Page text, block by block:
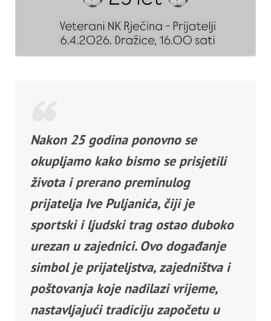
Nakon 25 godina ponovno se
okupljamo kako bismo se prisjetili
života i prerano preminulog
prijatelja Ive Puljanića, čiji je
sportski i ljudski trag ostao duboko
urezan u zajednici. Ovo događanje
simbol je prijateljstva, zajedništva i
poštovanja koje nadilazi vrijeme,
nastavljajući tradiciju započetu u